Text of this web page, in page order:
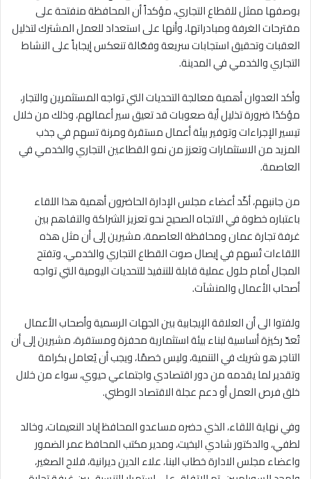
بوصفها ممثل للقطاع التجاري، مؤكداً أن المحافظة منفتحة على
مقترحات الغرفة ومبادراتها، وأنها على استعداد للعمل المشترك لتذليل
العقبات وتحقيق استجابات سريعة وفعّالة تنعكس إيجاباً على النشاط
التجاري والخدمي في المدينة.
وأكد العدوان أهمية معالجة التحديات التي تواجه المستثمرين والتجار،
مؤكدًا ضرورة تذليل أية صعوبات قد تعيق سير أعمالهم، وذلك من خلال
تيسير الإجراءات وتوفير بيئة أعمال مستقرة ومرنة تسهم في جذب
المزيد من الاستثمارات وتعزز من نمو القطاعين التجاري والخدمي في
العاصمة.
من جانبهم، أكّد أعضاء مجلس الإدارة الحاضرون أهمية هذا اللقاء
باعتباره خطوة في الاتجاه الصحيح نحو تعزيز الشراكة والتفاهم بين
غرفة تجارة عمان ومحافظة العاصمة، مشيرين إلى أن مثل هذه
اللقاءات تُسهم في إيصال صوت القطاع التجاري والخدمي، وتفتح
المجال أمام حلول عملية قابلة للتنفيذ للتحديات اليومية التي تواجه
أصحاب الأعمال والمنشآت.
ولفتوا الى أن العلاقة الإيجابية بين الجهات الرسمية وأصحاب الأعمال
تُعدّ ركيزة أساسية لبناء بيئة استثمارية محفزة ومستقرة، مشيرين إلى أن
التاجر هو شريك في التنمية، وليس خصمًا، ويجب أن يُعامل بكرامة
وتقدير لما يقدمه من دور اقتصادي واجتماعي حيوي، سواء من خلال
خلق فرص العمل أو دعم عجلة الاقتصاد الوطني.
وفي نهاية اللقاء، الذي حضره مساعدو المحافظ إياد النعيمات، وخالد
لطفي، والدكتور شادي البخيت، ومدير مكتب المحافظ عمر الضمور
واعضاء مجلس الادارة خطاب البنا، علاء الدين ديرانية، فلاح الصغير،